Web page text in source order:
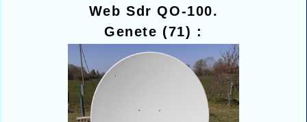
Web Sdr QO-100.
Genete (71) :